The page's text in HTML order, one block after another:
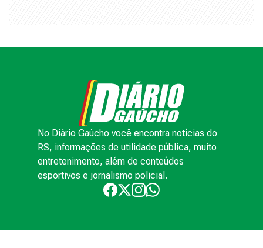
No Diário Gaúcho você encontra notícias do
RS, informações de utilidade pública, muito
entretenimento, além de conteúdos
esportivos e jornalismo policial.